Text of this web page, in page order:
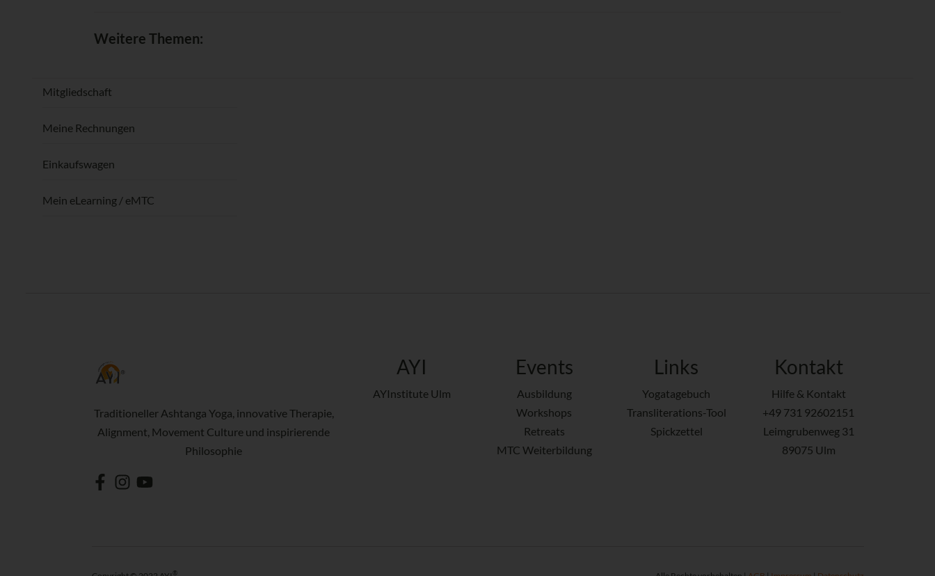
Weitere Themen:
Mitgliedschaft
Meine Rechnungen
Einkaufswagen
Mein eLearning / eMTC
Traditioneller Ashtanga Yoga, innovative Therapie,
Alignment, Movement Culture und inspirierende
Philosophie
AYI
AYInstitute Ulm
Events
Ausbildung
Workshops
Retreats
MTC Weiterbildung
Links
Yogatagebuch
Transliterations-Tool
Spickzettel
Kontakt
Hilfe & Kontakt
+49 731 92602151
Leimgrubenweg 31
89075 Ulm
®